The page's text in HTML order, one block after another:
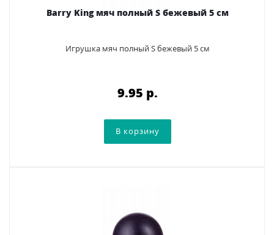
Barry King мяч полный S бежевый 5 см
Игрушка мяч полный S бежевый 5 см
9.95 p.